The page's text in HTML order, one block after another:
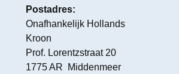
Postadres:
Onafhankelijk Hollands
Kroon
Prof. Lorentzstraat 20
1775 AR Middenmeer